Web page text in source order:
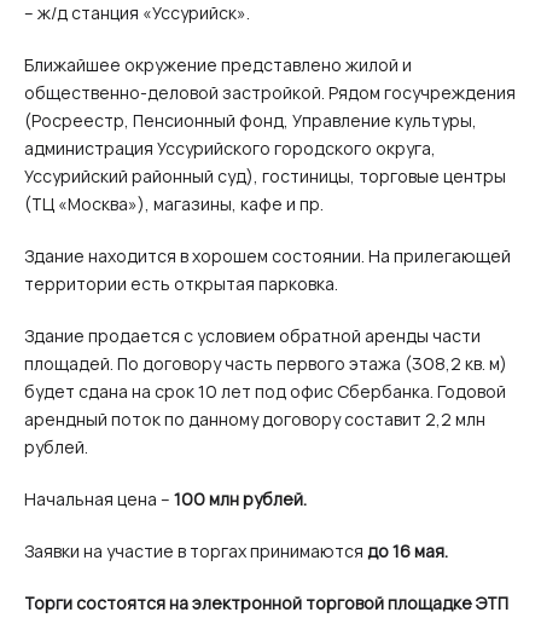
– ж/д станция «Уссурийск».
Ближайшее окружение представлено жилой и
общественно-деловой застройкой. Рядом госучреждения
(Росреестр, Пенсионный фонд, Управление культуры,
администрация Уссурийского городского округа,
Уссурийский районный суд), гостиницы, торговые центры
(ТЦ «Москва»), магазины, кафе и пр.
Здание находится в хорошем состоянии. На прилегающей
территории есть открытая парковка.
Здание продается с условием обратной аренды части
площадей. По договору часть первого этажа (308,2 кв. м)
будет сдана на срок 10 лет под офис Сбербанка. Годовой
арендный поток по данному договору составит 2,2 млн
рублей.
Начальная цена – 100 млн рублей.
Заявки на участие в торгах принимаются до 16 мая.
Торги состоятся на электронной торговой площадке ЭТП